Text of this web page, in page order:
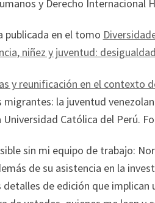
y Derecho Internacional
publicada en el tomo
niñez y juventud:
y reunificación en el contexto
migrantes: la juventud
Católica del Perú.
sin mi equipo de trabajo:
de su asistencia en la
de edición que implican